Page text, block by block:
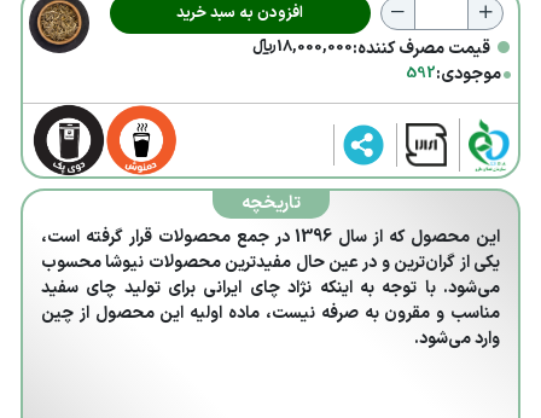
بسته بندی
فروش
توزیع
محصولات
ما
کارکرد
محصولات
کنترل
افزودن به سبد خرید
•قیمت مصرف کننده:18,000,000﷼
•موجودی:592
تاریخچه
این محصول که از سال 1396 در جمع محصولات قرار گرفته است،
یکی از گران‌ترین و در عین حال مفیدترین محصولات نیوشا محسوب
می‌شود. با توجه به اینکه نژاد چای ایرانی برای تولید چای سفید
مناسب و مقرون به صرفه نیست، ماده اولیه این محصول از چین
وارد می‌شود.